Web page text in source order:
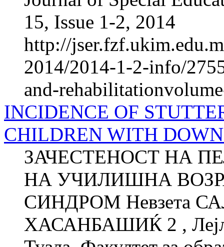
15, Issue 1-2, 2014
http://
2014/2014-1-2-info/
and-
INCIDENCE OF
CHILDREN WITH
ЗАЧЕСТЕНОСТ НА
НА УЧИЛИШНА
СИНДРОМ Невзета
ХАСАНБАШИЌ 2 ,